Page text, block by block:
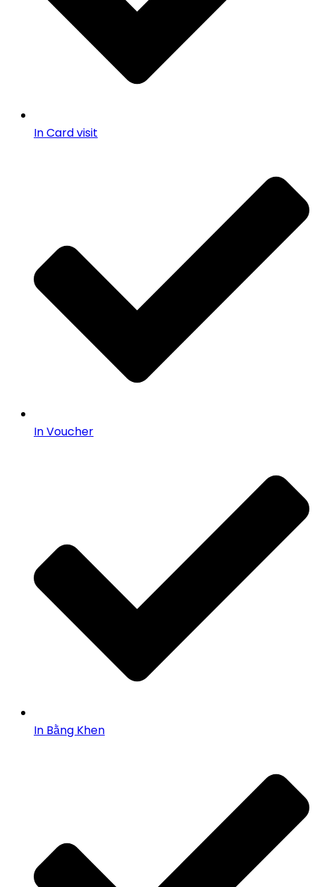
In Card visit
In Voucher
In Bằng Khen